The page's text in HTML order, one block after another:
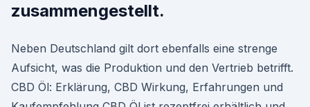
zusammengestellt.
Neben Deutschland gilt dort ebenfalls eine strenge
Aufsicht, was die Produktion und den Vertrieb betrifft.
CBD Öl: Erklärung, CBD Wirkung, Erfahrungen und